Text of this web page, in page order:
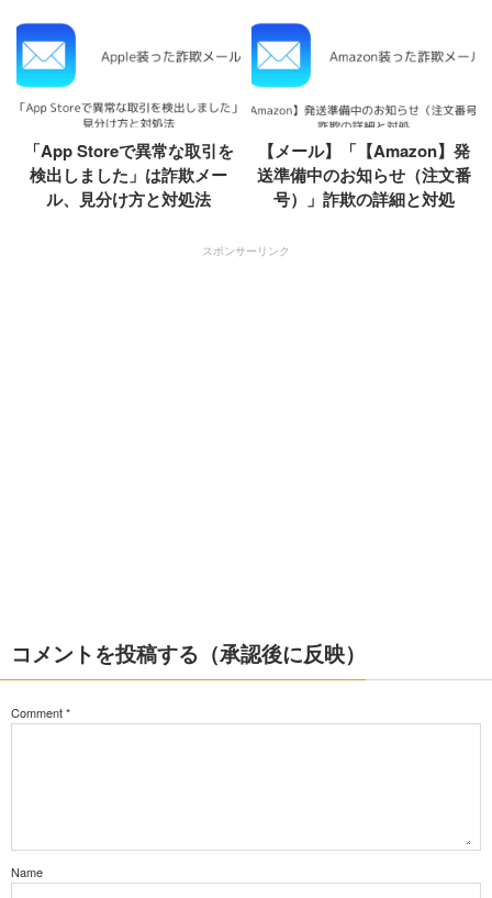
「App Storeで異常な取引を
検出しました」は詐欺メー
ル、見分け方と対処法
【メール】「【Amazon】発
送準備中のお知らせ（注文番
号）」詐欺の詳細と対処
スポンサーリンク
コメントを投稿する（承認後に反映）
Comment*
Name